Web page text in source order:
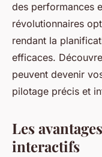
Thomas•24 juin 2024
des performances
révolutionnaires
rendant la
efficaces.
peuvent devenir
pilotage précis et
Les
interactifs